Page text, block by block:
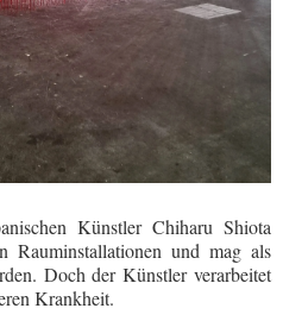
KünstlerChiharu Shiota
Rauminstallationen und mag als
Doch der Künstler verarbeitet
Krankheit.